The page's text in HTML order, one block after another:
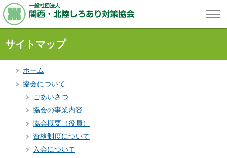
サイトマップ
ホーム
協会について
ごあいさつ
協会の事業内容
協会概要（役員）
資格制度について
入会について